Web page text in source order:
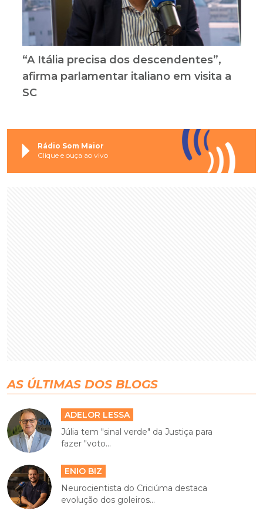
“A Itália precisa dos descendentes”,
afirma parlamentar italiano em visita a
SC
Rádio Som Maior
Clique e ouça ao vivo
AS ÚLTIMAS DOS BLOGS
ADELOR LESSA
Júlia tem "sinal verde" da Justiça para
fazer "voto...
ENIO BIZ
Neurocientista do Criciúma destaca
evolução dos goleiros...